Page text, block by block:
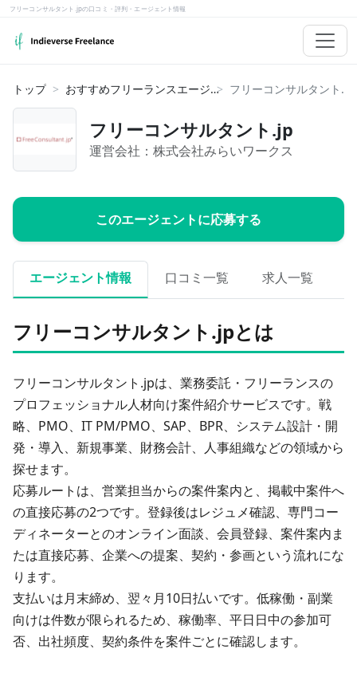
フリーコンサルタント.jpの口コミ・評判・エージェント情報
トップ おすすめフリーランスエージェント
フリーコンサルタント.jp
運営会社： 株式会社みらいワークス
このエージェントに応募する
エージェント情報 口コミ一覧 求人一覧
フリーコンサルタント.jpとは
フリーコンサルタント.jpは、業務委託・フリーランスの
プロフェッショナル人材向け案件紹介サービスです。 戦
略、PMO、IT PM/PMO、SAP、BPR、システム設計・開
発・導入、新規事業、財務会計、人事組織などの領域から
探せます。
応募ルートは、営業担当からの案件案内と、掲載中案件へ
の直接応募の2つです。登録後はレジュメ確認、専門コー
ディネーターとのオンライン面談、会員登録、案件案内ま
たは直接応募、企業への提案、契約・参画という流れにな
ります。
支払いは月末締め、翌々月10日払いです。低稼働・副業
向けは件数が限られるため、稼働率、平日日中の参加可
否、出社頻度、契約条件を案件ごとに確認します。